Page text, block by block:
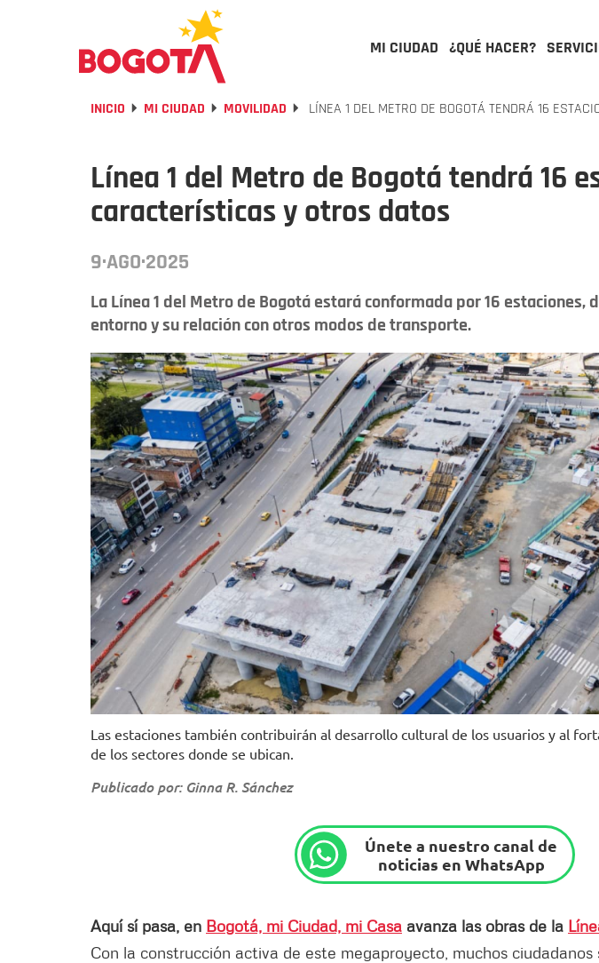
MI CIUDAD ¿QUÉ HACER?
INICIO MI CIUDAD MOVILIDAD LÍNEA 1 DEL METRO DE BOGOTÁ TENDRÁ 16
Línea 1 del Metro de Bogotá tendrá 16
características y otros datos
9·AGO·2025
La Línea 1 del Metro de Bogotá estará conformada por 16 estaciones,
entorno y su relación con otros modos de transporte.
Las estaciones también contribuirán al desarrollo cultural de los usuarios y al
de los sectores donde se ubican.
Publicado por: Ginna R. Sánchez
Únete a nuestro canal de
noticias en WhatsApp
Aquí sí pasa, en Bogotá, mi Ciudad, mi Casa avanza las obras de la
Con la construcción activa de este megaproyecto, muchos